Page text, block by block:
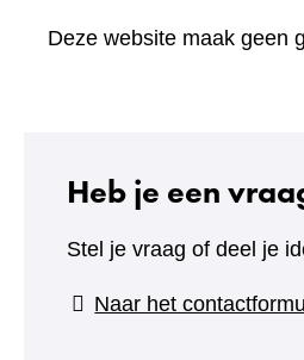
Deze website maak geen
Heb je een
Stel je vraag of deel je
Naar het